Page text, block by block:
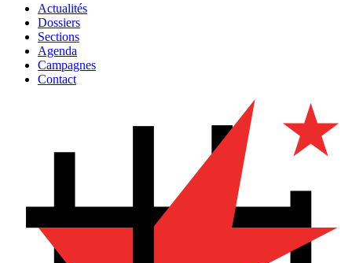
Actualités
Dossiers
Sections
Agenda
Campagnes
Contact